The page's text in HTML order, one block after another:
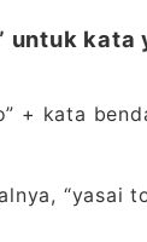
untuk kata
+ kata
“yasai